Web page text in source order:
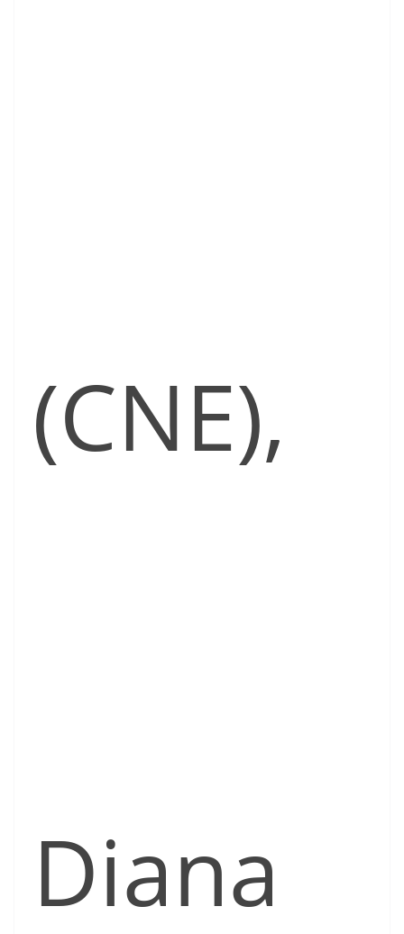
(CNE),
Diana